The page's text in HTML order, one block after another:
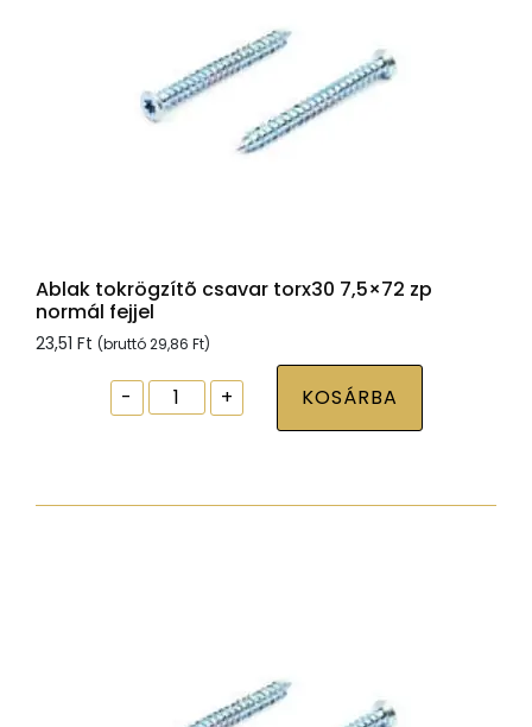
Ablak tokrögzítõ csavar torx30 7,5×72 zp
normál fejjel
23,51 Ft (bruttó29,86 Ft)
-
Ablak
tokrögzítõ
7,5x72
+ KOSÁRBA